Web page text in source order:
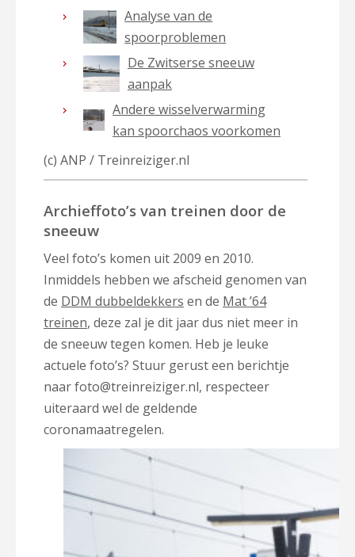
Analyse van de
spoorproblemen
De Zwitserse sneeuw
aanpak
Andere wisselverwarming
kan spoorchaos voorkomen
(c) ANP / Treinreiziger.nl
Archieffoto’s van treinen door de
sneeuw
Veel foto’s komen uit 2009 en 2010.
Inmiddels hebben we afscheid genomen van
de DDM dubbeldekkers en de Mat ’64
treinen, deze zal je dit jaar dus niet meer in
de sneeuw tegen komen. Heb je leuke
actuele foto’s? Stuur gerust een berichtje
naar foto@treinreiziger.nl, respecteer
uiteraard wel de geldende
coronamaatregelen.